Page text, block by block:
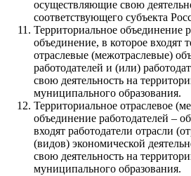
осуществляющие свою
соответствующего субъекта
Территориальное объединение
объединение, в которое входят
отраслевые (межотраслевые)
работодателей и (или)
свою деятельность на
муниципального образования.
Территориальное отраслевое
объединение работодателей –
входят работодатели отрасли
(видов) экономической
свою деятельность на
муниципального образования.